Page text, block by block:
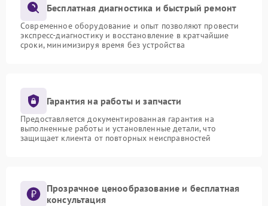
Бесплатная диагностика и быстрый ремонт
Современное оборудование и опыт позволяют провести
экспресс-диагностику и восстановление в кратчайшие
сроки, минимизируя время без устройства
Гарантия на работы и запчасти
Предоставляется документированная гарантия на
выполненные работы и установленные детали, что
защищает клиента от повторных неисправностей
Прозрачное ценообразование и бесплатная
консультация